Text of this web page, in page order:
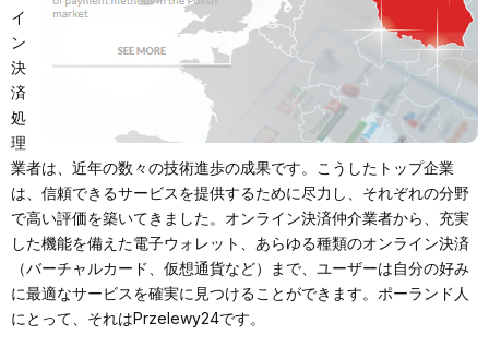
イ
ン
決
済
処
理
業者は、近年の数々の技術進歩の成果です。こうしたトップ企業
は、信頼できるサービスを提供するために尽力し、それぞれの分野
で高い評価を築いてきました。オンライン決済仲介業者から、充実
した機能を備えた電子ウォレット、あらゆる種類のオンライン決済
（バーチャルカード、仮想通貨など）まで、ユーザーは自分の好み
に最適なサービスを確実に見つけることができます。ポーランド人
にとって、それはPrzelewy24です。